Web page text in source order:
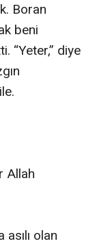
Boran
beni
“Yeter,” diye
Allah
asılı olan